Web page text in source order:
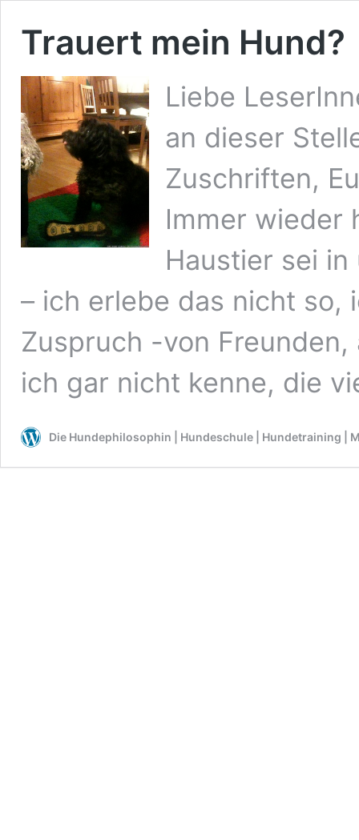
Trauert mein Hund?
Liebe
an dieser
Zuschriften,
Immer wieder
Haustier sei
– ich erlebe das nicht
Zuspruch -von
ich gar nicht kenne, die
Die Hundephilosophin | Hundeschule | Hundetraining |